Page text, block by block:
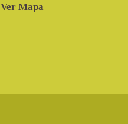
Ver Mapa